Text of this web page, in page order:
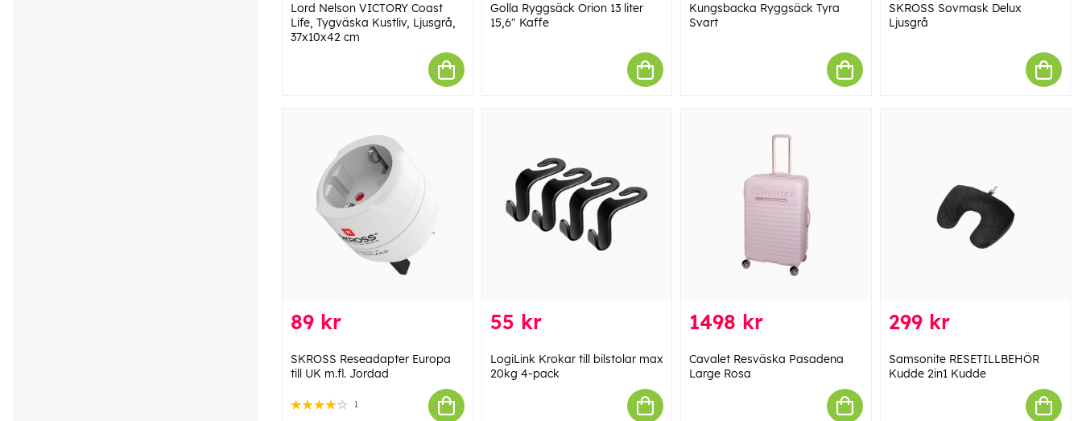
Lord Nelson VICTORY Coast
Life, Tygväska Kustliv, Ljusgrå,
37x10x42 cm
Golla Ryggsäck Orion 13 liter
15,6" Kaffe
Kungsbacka Ryggsäck Tyra
Svart
SKROSS Sovmask Delux
Ljusgrå
89 kr
SKROSS Reseadapter Europa
till UK m.fl. Jordad
1
55 kr
LogiLink Krokar till bilstolar max
20kg 4-pack
1498 kr
Cavalet Resväska Pasadena
Large Rosa
299 kr
Samsonite RESETILLBEHÖR
Kudde 2in1 Kudde